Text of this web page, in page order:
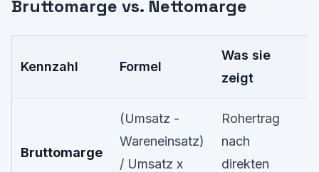
Bruttomarge vs. Nettomarge
Kennzahl Formel
Was sie
zeigt
Bruttomarge
(Umsatz -
Wareneinsatz)
/ Umsatz x
Rohertrag
nach
direkten